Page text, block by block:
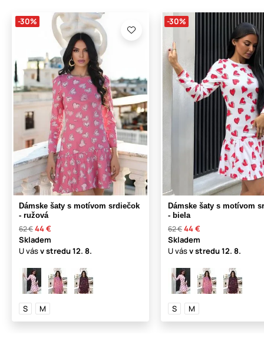
-30%
Dámske šaty s motívom srdiečok
- ružová
62 €44 €
Skladem
U vásv stredu12. 8.
S M
-30%
Dámske šaty s motívom
- biela
62 €44 €
Skladem
U vásv stredu12. 8.
S M